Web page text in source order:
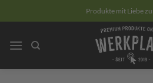
Inhalt
Produkte mit Liebe